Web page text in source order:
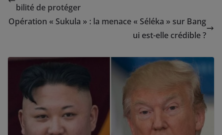
bilité de protéger
Opération « Sukula » : la menace « Séléka » sur Bang
ui est-elle crédible ?